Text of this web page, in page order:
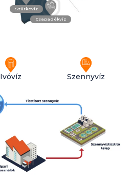
Szürkevíz
Csapadékvíz
Ivóvíz Szennyvíz